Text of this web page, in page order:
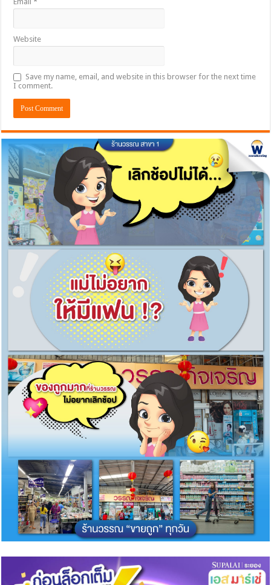
Website
Save my name, email, and website in this browser for the next time
I comment.